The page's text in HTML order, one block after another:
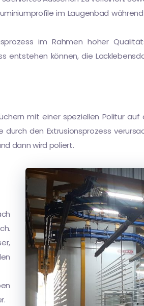
im Laugenbad
im Rahmen hoher
entstehen können, die
mit einer speziellen Politur
den Extrusionsprozess
dann wird poliert.